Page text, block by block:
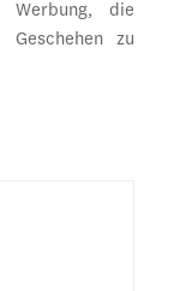
Werbung, die
zu